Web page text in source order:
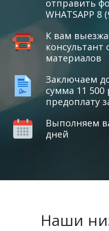
отправить
WHATSAPP 8
К вам
консультант
материалов
Заключаем
сумма 11 500
предоплату
Выполняем
дней
Наши